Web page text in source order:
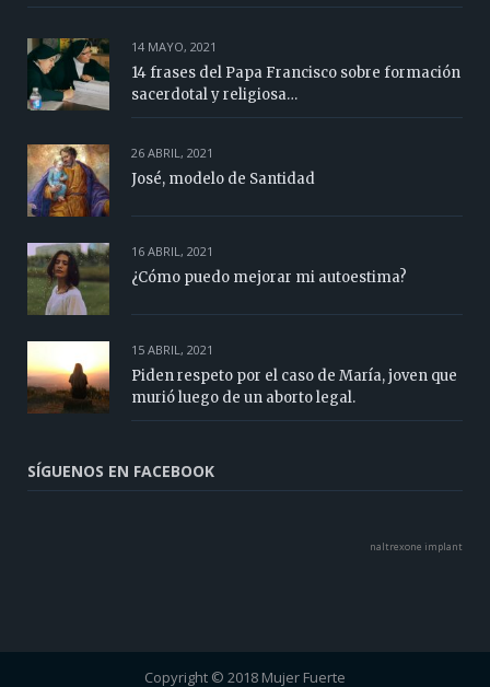
14 MAYO, 2021
14 frases del Papa Francisco sobre formación
sacerdotal y religiosa…
26 ABRIL, 2021
José, modelo de Santidad
16 ABRIL, 2021
¿Cómo puedo mejorar mi autoestima?
15 ABRIL, 2021
Piden respeto por el caso de María, joven que
murió luego de un aborto legal.
SÍGUENOS EN FACEBOOK
naltrexone implant
Copyright © 2018 Mujer Fuerte